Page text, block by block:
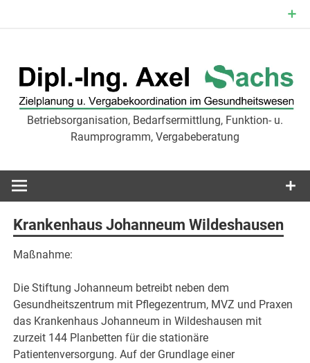
im
Betriebsorganisation, Bedarfsermittlung, Funktion- u.
Raumprogramm, Vergabeberatung
Krankenhaus Johanneum Wildeshausen
Maßnahme:
Die Stiftung Johanneum betreibt neben dem
Gesundheitszentrum mit Pflegezentrum, MVZ und Praxen
das Krankenhaus Johanneum in Wildeshausen mit
zurzeit 144 Planbetten für die stationäre
Patientenversorgung. Auf der Grundlage einer